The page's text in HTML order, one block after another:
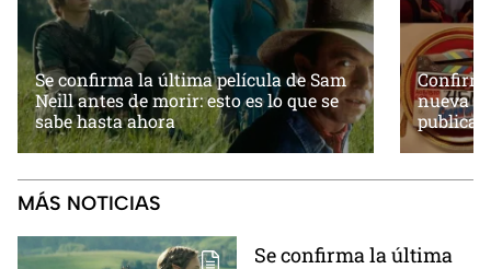
Se confirma la última película de Sam
Neill antes de morir: esto es lo que se
sabe hasta ahora
nueva
MÁS NOTICIAS
Se confirma la última